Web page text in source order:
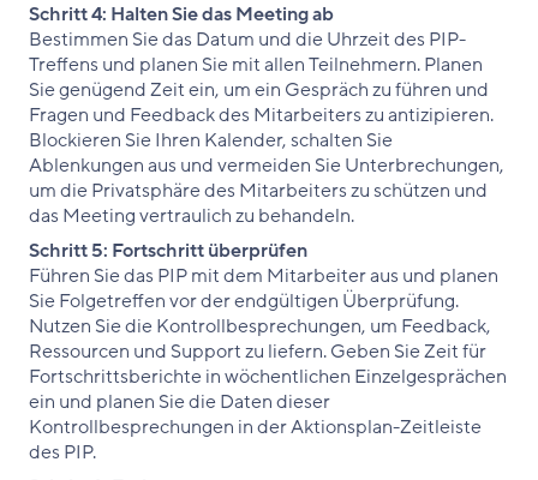
Schritt 4: Halten Sie das Meeting ab
Bestimmen Sie das Datum und die Uhrzeit des PIP-
Treffens und planen Sie mit allen Teilnehmern. Planen
Sie genügend Zeit ein, um ein Gespräch zu führen und
Fragen und Feedback des Mitarbeiters zu antizipieren.
Blockieren Sie Ihren Kalender, schalten Sie
Ablenkungen aus und vermeiden Sie Unterbrechungen,
um die Privatsphäre des Mitarbeiters zu schützen und
das Meeting vertraulich zu behandeln.
Schritt 5: Fortschritt überprüfen
Führen Sie das PIP mit dem Mitarbeiter aus und planen
Sie Folgetreffen vor der endgültigen Überprüfung.
Nutzen Sie die Kontrollbesprechungen, um Feedback,
Ressourcen und Support zu liefern. Geben Sie Zeit für
Fortschrittsberichte in wöchentlichen Einzelgesprächen
ein und planen Sie die Daten dieser
Kontrollbesprechungen in der Aktionsplan-Zeitleiste
des PIP.